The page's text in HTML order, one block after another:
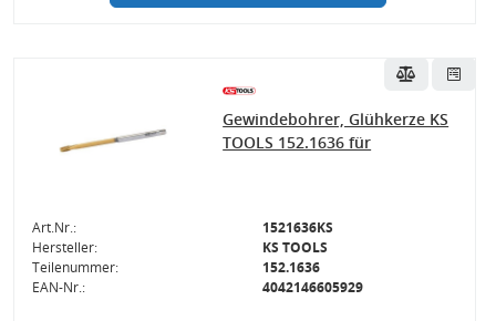
Gewindebohrer, Glühkerze KS
TOOLS 152.1636 für
Art.Nr.:
1521636KS
Hersteller:
KS TOOLS
Teilenummer:
152.1636
EAN-Nr.:
4042146605929